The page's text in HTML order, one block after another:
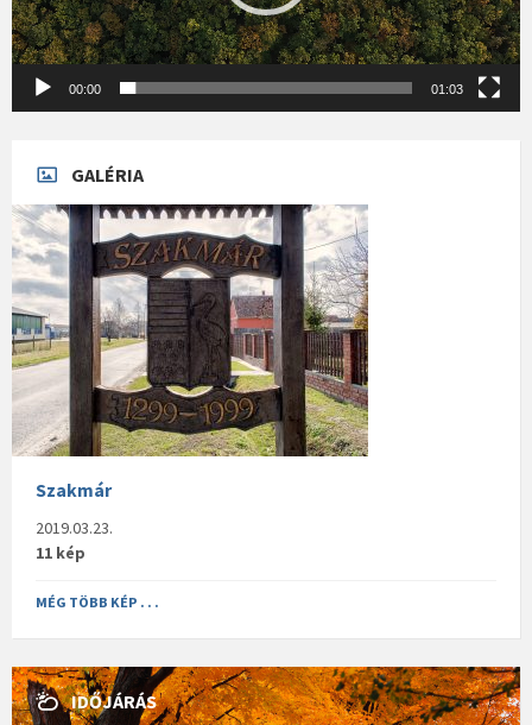
00:00 01:03
GALÉRIA
Szakmár
2019.03.23.
11 kép
MÉG TÖBB KÉP . . .
IDŐJÁRÁS